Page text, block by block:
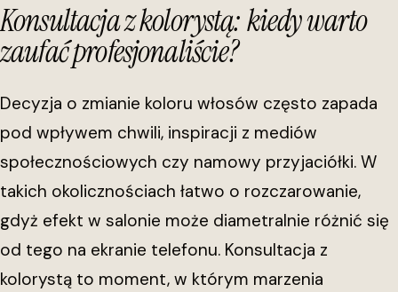
Konsultacja z kolorystą: kiedy warto
zaufać profesjonaliście?
Decyzja o zmianie koloru włosów często zapada
pod wpływem chwili, inspiracji z mediów
społecznościowych czy namowy przyjaciółki. W
takich okolicznościach łatwo o rozczarowanie,
gdyż efekt w salonie może diametralnie różnić się
od tego na ekranie telefonu. Konsultacja z
kolorystą to moment, w którym marzenia